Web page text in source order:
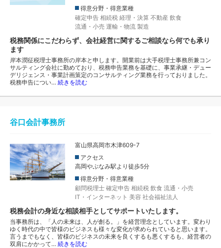
得意分野・得意業種
確定申告 相続税 経理・決算 不動産 飲食
流通・小売 運輸・物流 製造
税務関係にこだわらず、会社経営に関するご相談なら何でも承り
ます
岸本潤征税理士事務所の岸本と申します。開業前は大手税理士事務所兼コン
サルティング会社に勤めており、税務申告業務を基礎に、事業承継・デュー
デリジェンス・事業計画策定のコンサルティング業務を行っておりました。
税務申告につい… 続きを読む
谷口会計事務所
富山県高岡市木津609-7
アクセス
高岡やぶなみ駅より徒歩5分
得意分野・得意業種
顧問税理士 確定申告 相続税 飲食 流通・小売
IT・インターネット 美容 社会福祉法人
税務会計の身近な相談相手としてサポートいたします。
当事務所は、「人の未来は、人が創る。」を経営理念としています。変わり
ゆく時代の中で皆様のビジネスも様々な変化が求められていると思います。
言うまでもなく、皆様のビジネスの未来を良くするも悪くするも、経営者の
双肩にかかって… 続きを読む